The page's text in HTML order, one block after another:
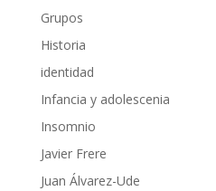
Grupos
Historia
identidad
Infancia y adolescenia
Insomnio
Javier Frere
Juan Álvarez-Ude